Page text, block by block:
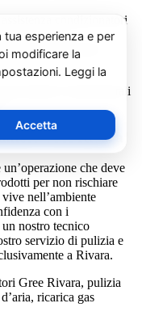
condizionatori
di un nuovo
di risparmio
gli obiettivi fondamentali
Gree Rivara
che deve
per non rischiare
nell’ambiente
con i
nostro tecnico
servizio di pulizia e
a Rivara.
Gree Rivara, pulizia
ricarica gas